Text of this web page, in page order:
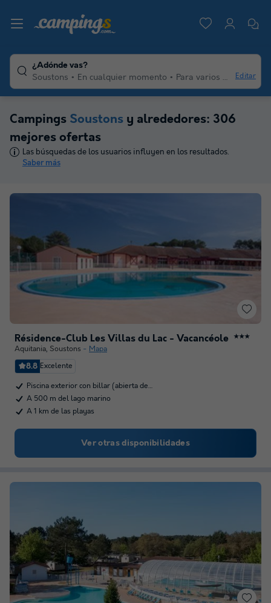
¿Adónde vas?
Soustons
En cualquier momento Para varios viajeros Editar
Campings Soustons y alrededores: 306
mejores ofertas
Las búsquedas de los usuarios influyen en los resultados.
Saber más
Résidence-Club Les Villas du Lac - Vacancéole ★★★
Aquitania, Soustons Mapa
8.8 Excelente
Piscina exterior con billar (abierta de…
A 500 m del lago marino
A 1 km de las playas
Ver otras disponibilidades